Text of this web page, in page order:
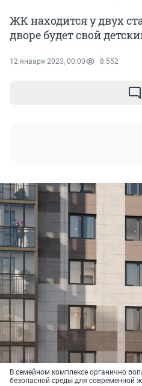
ЖК находится у двух
дворе будет свой
12 января 2023, 00:00 8 552
В семейном комплексе органично
безопасной среды для современной